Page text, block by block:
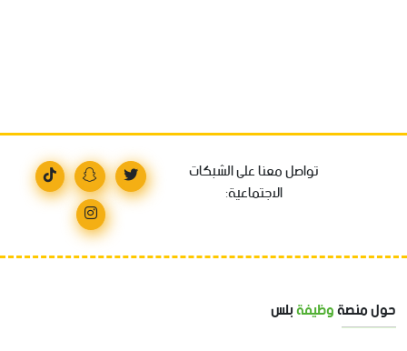
تواصل معنا على الشبكات
الاجتماعية:
حول منصةوظيفةبلس